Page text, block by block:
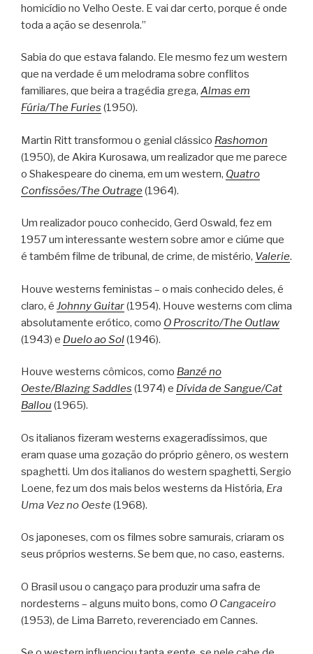
homicídio no Velho Oeste. E vai dar certo, porque é onde
toda a ação se desenrola.”
Sabia do que estava falando. Ele mesmo fez um western
que na verdade é um melodrama sobre conflitos
familiares, que beira a tragédia grega, Almas em
Fúria/The Furies (1950).
Martin Ritt transformou o genial clássico Rashomon
(1950), de Akira Kurosawa, um realizador que me parece
o Shakespeare do cinema, em um western, Quatro
Confissões/The Outrage(1964).
Um realizador pouco conhecido, Gerd Oswald, fez em
1957 um interessante western sobre amor e ciúme que
é também filme de tribunal, de crime, de mistério, Valerie.
Houve westerns feministas – o mais conhecido deles, é
claro, é Johnny Guitar(1954). Houve westerns com clima
absolutamente erótico, como O Proscrito/The Outlaw
(1943) e Duelo ao Sol(1946).
Houve westerns cômicos, como Banzé no
Oeste/Blazing Saddles (1974) e Dívida de Sangue/Cat
Ballou (1965).
Os italianos fizeram westerns exageradíssimos, que
eram quase uma gozação do próprio gênero, os western
spaghetti. Um dos italianos do western spaghetti, Sergio
Loene, fez um dos mais belos westerns da História, Era
Uma Vez no Oeste (1968).
Os japoneses, com os filmes sobre samurais, criaram os
seus próprios westerns. Se bem que, no caso, easterns.
O Brasil usou o cangaço para produzir uma safra de
nordesterns – alguns muito bons, como O Cangaceiro
(1953), de Lima Barreto, reverenciado em Cannes.